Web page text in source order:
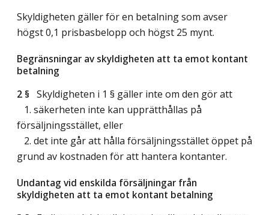
Skyldigheten gäller för en betalning som avser
högst 0,1 prisbasbelopp och högst 25 mynt.
Begränsningar av skyldigheten att ta emot kontant
betalning
2 § Skyldigheten i 1 § gäller inte om den gör att
1. säkerheten inte kan upprätthållas på
försäljningsstället, eller
2. det inte går att hålla försäljningsstället öppet på
grund av kostnaden för att hantera kontanter.
Undantag vid enskilda försäljningar från
skyldigheten att ta emot kontant betalning